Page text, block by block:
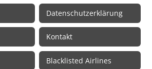
Datenschutzerklärung
Kontakt
Blacklisted Airlines